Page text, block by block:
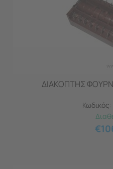
ΔΙΑΚΟΠΤΗΣ
Κωδικός:
€